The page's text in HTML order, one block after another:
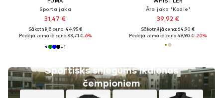
Sporta jaka
31,47 €
Sākotnējā cena: 44,95 €
Pēdējā zemākā cena:33,71 €-6%
+1
Sportisks sniegums ikdienas
čempioniem
Āra jaka 'Kodie'
39,92 €
Sākotnējā cena: 64,90 €
Pēdējā zemākā cena:49,90 €-20%